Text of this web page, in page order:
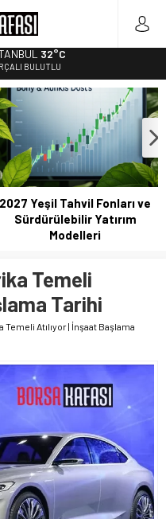
2023
Aracı
Para Piyasası
Portföy Stratejileri
32°C
BULUTLU
2027 Yeşil Tahvil Fonları ve
Sürdürülebilir Yatırım
Modelleri
Temeli
Tarihi
Atılıyor | İnşaat Başlama